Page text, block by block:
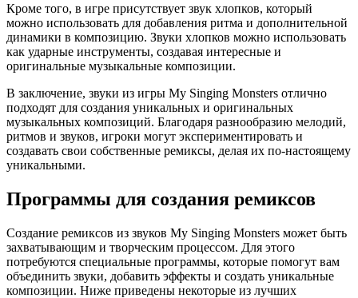
Кроме того, в игре присутствует звук хлопков, который
можно использовать для добавления ритма и дополнительной
динамики в композицию. Звуки хлопков можно использовать
как ударные инструменты, создавая интересные и
оригинальные музыкальные композиции.
В заключение, звуки из игры My Singing Monsters отлично
подходят для создания уникальных и оригинальных
музыкальных композиций. Благодаря разнообразию мелодий,
ритмов и звуков, игроки могут экспериментировать и
создавать свои собственные ремиксы, делая их по-настоящему
уникальными.
Программы для создания ремиксов
Создание ремиксов из звуков My Singing Monsters может быть
захватывающим и творческим процессом. Для этого
потребуются специальные программы, которые помогут вам
объединить звуки, добавить эффекты и создать уникальные
композиции. Ниже приведены некоторые из лучших